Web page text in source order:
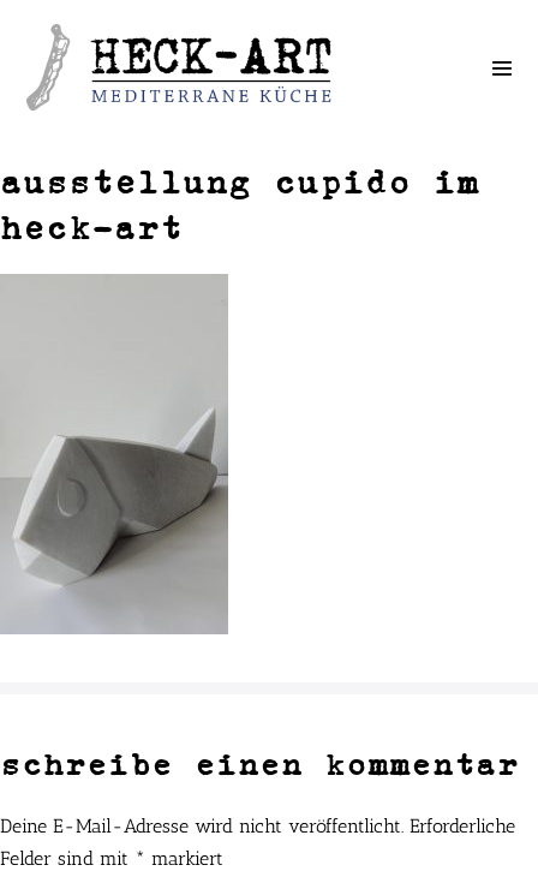
Weiter
Inhalt
ausstellung cupido im
heck-art
schreibe einen kommentar
Deine E-Mail-Adresse wird nicht veröffentlicht. Erforderliche
Felder sind mit * markiert